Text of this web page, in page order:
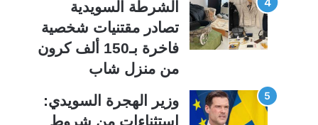
الشرطة السويدية
تصادر مقتنيات شخصية
فاخرة بـ150 ألف كرون
من منزل شاب
وزير الهجرة السويدي:
استثناءات من شروط